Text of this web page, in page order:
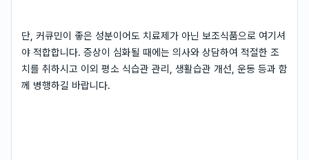
단, 커큐민이 좋은 성분이어도 치료제가 아닌 보조식품으로 여기셔
야 적합합니다. 증상이 심화될 때에는 의사와 상담하여 적절한 조
치를 취하시고 이외 평소 식습관 관리, 생활습관 개선, 운동 등과 함
께 병행하길 바랍니다.